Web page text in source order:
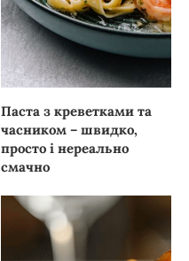
Паста з креветками та
часником – швидко,
просто і нереально
смачно